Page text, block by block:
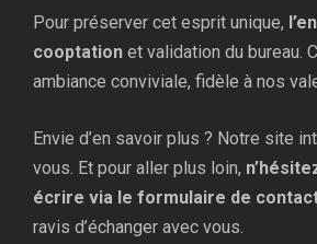
Pour préserver cet esprit unique,
cooptation et validation du bureau.
ambiance conviviale, fidèle à nos
Envie d’en savoir plus ? Notre site
vous. Et pour aller plus loin,
écrire via le formulaire de
ravis d’échanger avec vous.